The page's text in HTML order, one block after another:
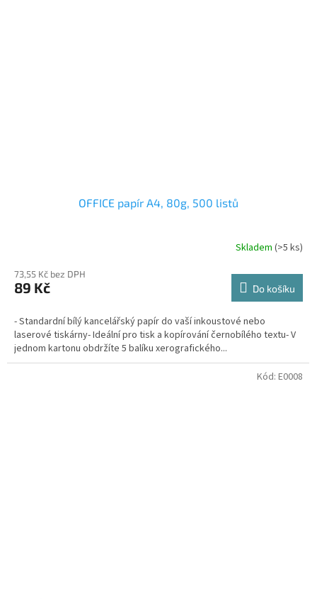
OFFICE papír A4, 80g, 500 listů
Skladem (>5 ks)
73,55 Kč bez DPH
89 Kč Do košíku
- Standardní bílý kancelářský papír do vaší inkoustové nebo
laserové tiskárny- Ideální pro tisk a kopírování černobílého textu- V
jednom kartonu obdržíte 5 balíku xerografického...
Kód: E0008